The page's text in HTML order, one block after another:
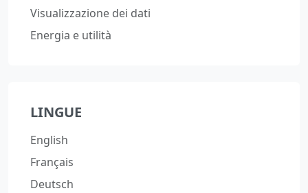
Visualizzazione dei dati
Energia e utilità
LINGUE
English
Français
Deutsch